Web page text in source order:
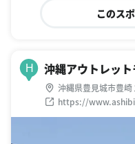
このス
H 沖縄アウトレッ
沖縄県豊見城市豊崎
https://